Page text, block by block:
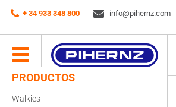
+ 34 933 348 800 info@pihernz.com
PRODUCTOS
Walkies
Descatalogados Emisora CB Jopix Ulises